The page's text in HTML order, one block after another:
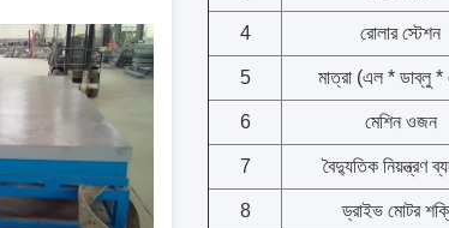
4 রোলার স্টেশন
5 মাত্রা (এল * ডাব্লু
6 মেশিন ওজন
7 বৈদ্যুতিক নিয়ন্ত্রণ
8 ড্রাইভ মোটর